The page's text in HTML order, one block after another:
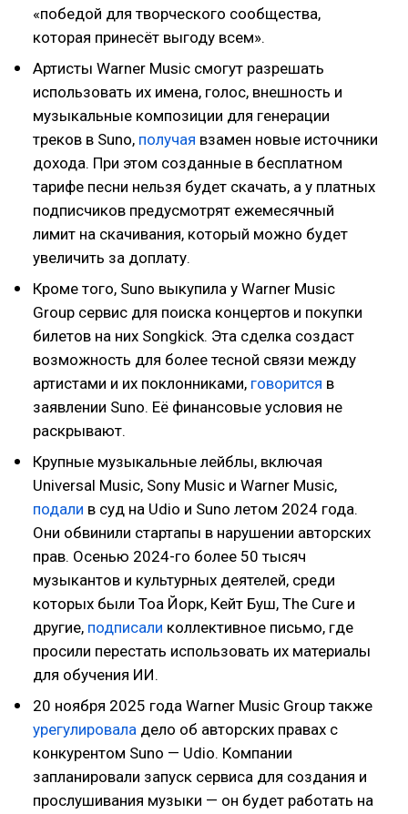
«победой для творческого сообщества,
которая принесёт выгоду всем».
Артисты Warner Music смогут разрешать
использовать их имена, голос, внешность и
музыкальные композиции для генерации
треков в Suno, получая взамен новые источники
дохода. При этом созданные в бесплатном
тарифе песни нельзя будет скачать, а у платных
подписчиков предусмотрят ежемесячный
лимит на скачивания, который можно будет
увеличить за доплату.
Кроме того, Suno выкупила у Warner Music
Group сервис для поиска концертов и покупки
билетов на них Songkick. Эта сделка создаст
возможность для более тесной связи между
артистами и их поклонниками, говорится в
заявлении Suno. Её финансовые условия не
раскрывают.
Крупные музыкальные лейблы, включая
Universal Music, Sony Music и Warner Music,
подали в суд на Udio и Suno летом 2024 года.
Они обвинили стартапы в нарушении авторских
прав. Осенью 2024-го более 50 тысяч
музыкантов и культурных деятелей, среди
которых были Тоа Йорк, Кейт Буш, The Cure и
другие, подписали коллективное письмо, где
просили перестать использовать их материалы
для обучения ИИ.
20 ноября 2025 года Warner Music Group также
урегулировала дело об авторских правах с
конкурентом Suno — Udio. Компании
запланировали запуск сервиса для создания и
прослушивания музыки — он будет работать на